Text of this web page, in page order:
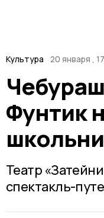
Культура 20 января ,
Фунтик
Театр
спектакль-